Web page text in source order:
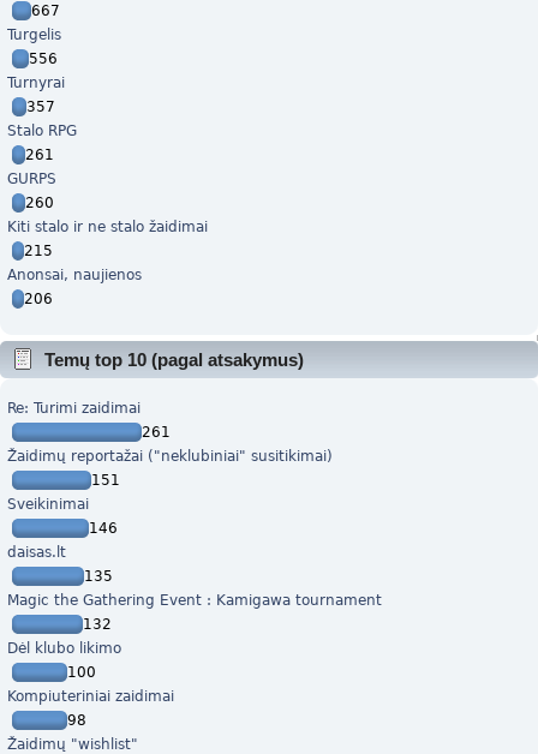
667
Turgelis
556
Turnyrai
357
Stalo RPG
261
GURPS
260
Kiti stalo ir ne stalo žaidimai
215
Anonsai, naujienos
206
Temų top 10 (pagal atsakymus)
Re: Turimi zaidimai
261
Žaidimų reportažai ("neklubiniai" susitikimai)
151
Sveikinimai
146
daisas.lt
135
Magic the Gathering Event : Kamigawa tournament
132
Dėl klubo likimo
100
Kompiuteriniai zaidimai
98
Žaidimų "wishlist"